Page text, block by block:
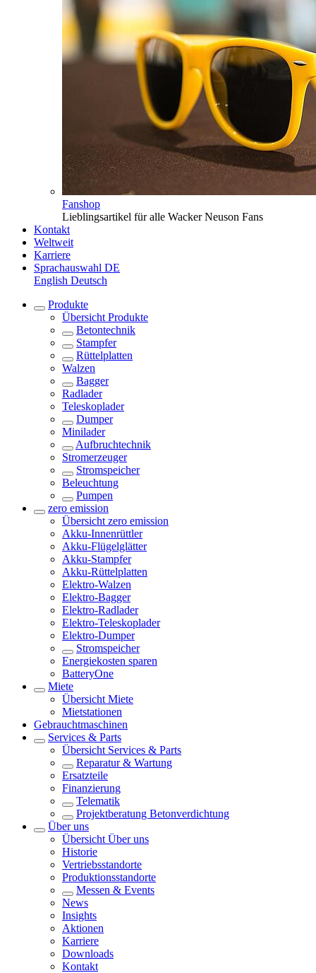
Fanshop
Lieblingsartikel für alle Wacker Neuson Fans
Kontakt
Weltweit
Karriere
Sprachauswahl DE
English Deutsch
Produkte
Übersicht Produkte
Betontechnik
Stampfer
Rüttelplatten
Walzen
Bagger
Radlader
Teleskoplader
Dumper
Minilader
Aufbruchtechnik
Stromerzeuger
Stromspeicher
Beleuchtung
Pumpen
zero emission
Übersicht zero emission
Akku-Innenrüttler
Akku-Flügelglätter
Akku-Stampfer
Akku-Rüttelplatten
Elektro-Walzen
Elektro-Bagger
Elektro-Radlader
Elektro-Teleskoplader
Elektro-Dumper
Stromspeicher
Energiekosten sparen
BatteryOne
Miete
Übersicht Miete
Mietstationen
Gebrauchtmaschinen
Services & Parts
Übersicht Services & Parts
Reparatur & Wartung
Ersatzteile
Finanzierung
Telematik
Projektberatung Betonverdichtung
Über uns
Übersicht Über uns
Historie
Vertriebsstandorte
Produktionsstandorte
Messen & Events
News
Insights
Aktionen
Karriere
Downloads
Kontakt